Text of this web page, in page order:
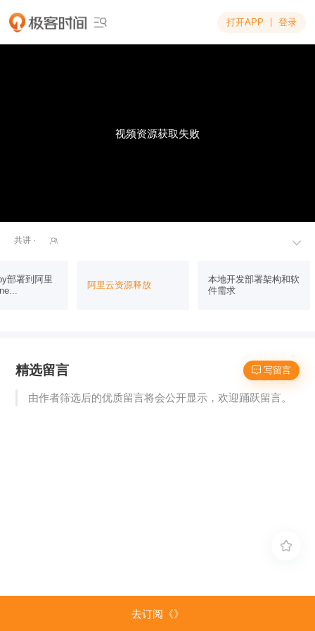
 打开APP 登录
视频资源获取失败

共讲 · 
部署到阿里
阿里云资源释放
本地开发部署架构和软
件需求
 写留言
精选留言
由作者筛选后的优质留言将会公开显示，欢迎踊跃留言。
去订阅《》
